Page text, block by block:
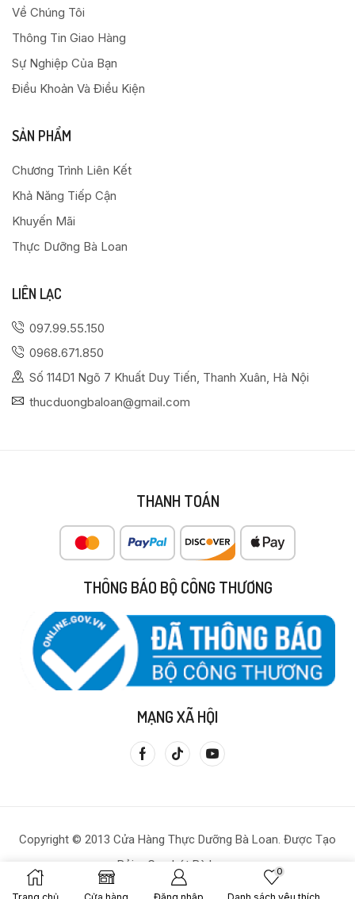
0
Về Chúng Tôi
Thông Tin Giao Hàng
Sự Nghiệp Của Bạn
Điều Khoản Và Điều Kiện
SẢN PHẨM
Chương Trình Liên Kết
Khả Năng Tiếp Cận
Khuyến Mãi
Thực Dưỡng Bà Loan
LIÊN LẠC
097.99.55.150
0968.671.850
Số 114D1 Ngõ 7 Khuất Duy Tiến, Thanh Xuân, Hà Nội
thucduongbaloan@gmail.com
THANH TOÁN
THÔNG BÁO BỘ CÔNG THƯƠNG
MẠNG XÃ HỘI
Copyright © 2013 Cửa Hàng Thực Dưỡng Bà Loan. Được Tạo
Bởi – Gạo Lứt Bà Loan.